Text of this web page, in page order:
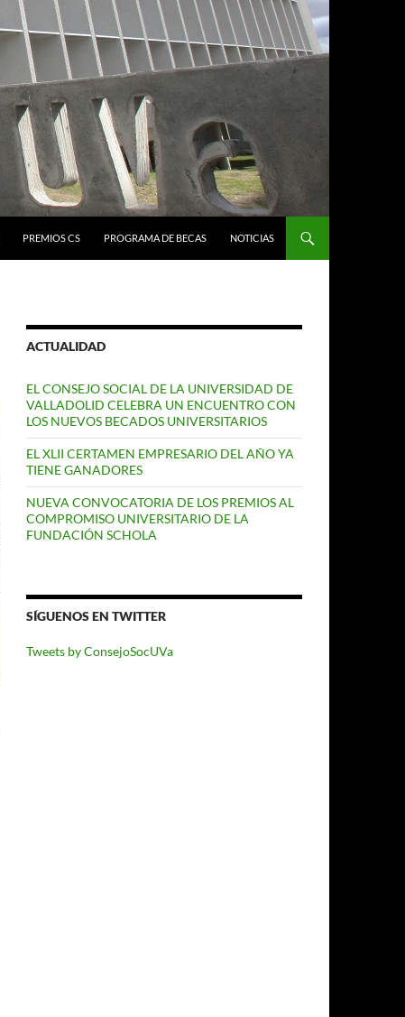
PREMIOS CS PROGRAMA DE BECAS NOTICIAS
ACTUALIDAD
EL CONSEJO SOCIAL DE LA UNIVERSIDAD DE
VALLADOLID CELEBRA UN ENCUENTRO CON
LOS NUEVOS BECADOS UNIVERSITARIOS
EL XLII CERTAMEN EMPRESARIO DEL AÑO YA
TIENE GANADORES
NUEVA CONVOCATORIA DE LOS PREMIOS AL
COMPROMISO UNIVERSITARIO DE LA
FUNDACIÓN SCHOLA
SÍGUENOS EN TWITTER
Tweets by ConsejoSocUVa